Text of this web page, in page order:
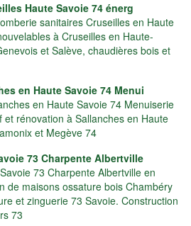
Haute Savoie 74 énerg
sanitaires Cruseilles en Haute
à Cruseilles en Haute-
et Salève, chaudières bois et
en Haute Savoie 74 Menui
en Haute Savoie 74 Menuiserie
rénovation à Sallanches en Haute
et Megève 74
73 Charpente Albertville
73 Charpente Albertville en
de maisons ossature bois Chambéry
et zinguerie 73 Savoie. Construction
73